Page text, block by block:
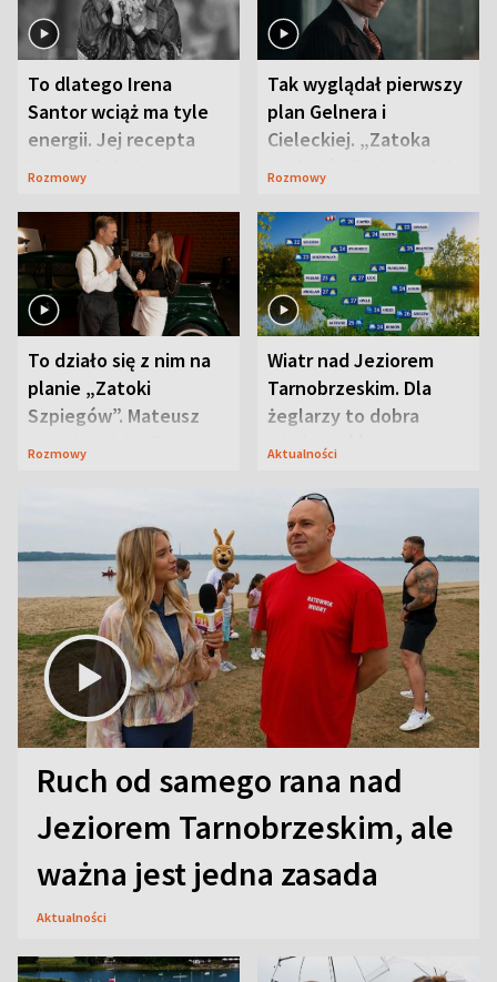
To dlatego Irena
Santor wciąż ma tyle
energii. Jej recepta
jest zaskakująco
Rozmowy
Tak wyglądał pierwszy
plan Gelnera i
Cieleckiej. „Zatoka
szpiegów” od razu ich
Rozmowy
To działo się z nim na
planie „Zatoki
Szpiegów”. Mateusz
Janicki odsłonił
Rozmowy
Wiatr nad Jeziorem
Tarnobrzeskim. Dla
żeglarzy to dobra
wiadomość
Aktualności
Ruch od samego rana nad
Jeziorem Tarnobrzeskim, ale
ważna jest jedna zasada
Aktualności